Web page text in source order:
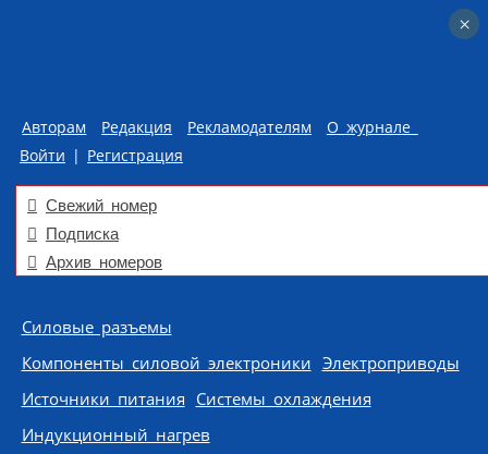
Авторам Редакция Рекламодателям
О журнале
Войти | Регистрация
Свежий номер
Подписка
Архив номеров
Skip to content
Силовые разъемы
Компоненты силовой электроники Электроприводы
Источники питания Системы охлаждения
Индукционный нагрев
×
×